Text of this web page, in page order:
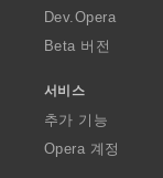
a
Dev.Opera
Beta 버전
서비스
추가 기능
Opera 계정